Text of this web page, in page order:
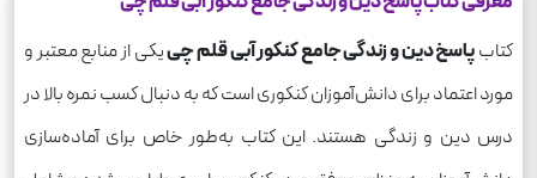
کتابپاسخ دین و زندگی جامع کنکور آبی قلم چییکی از منابع معتبر و
مورد اعتماد برای دانش‌آموزان کنکوری است که به دنبال کسب نمره بالا در
درس دین و زندگی هستند. این کتاب به‌طور خاص برای آماده‌سازی